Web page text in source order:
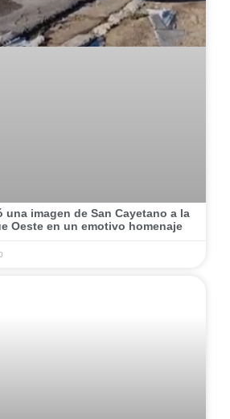
una imagen de San Cayetano a la
Oeste en un emotivo homenaje